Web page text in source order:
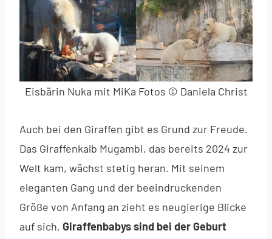
Eisbärin Nuka mit MiKa Fotos © Daniela Christ
Auch bei den Giraffen gibt es Grund zur Freude.
Das Giraffenkalb Mugambi, das bereits 2024 zur
Welt kam, wächst stetig heran. Mit seinem
eleganten Gang und der beeindruckenden
Größe von Anfang an zieht es neugierige Blicke
auf sich. Giraffenbabys sind bei der Geburt